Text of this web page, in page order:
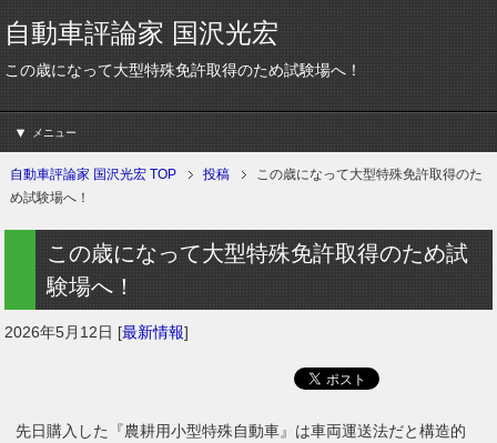
自動車評論家 国沢光宏
この歳になって大型特殊免許取得のため試験場へ！
メニュー
自動車評論家 国沢光宏 TOP 投稿
この歳になって大型特殊免許取得のた
め試験場へ！
この歳になって大型特殊免許取得のため試
験場へ！
2026年5月12日 [最新情報]
先日購入した『農耕用小型特殊自動車』は車両運送法だと構造的